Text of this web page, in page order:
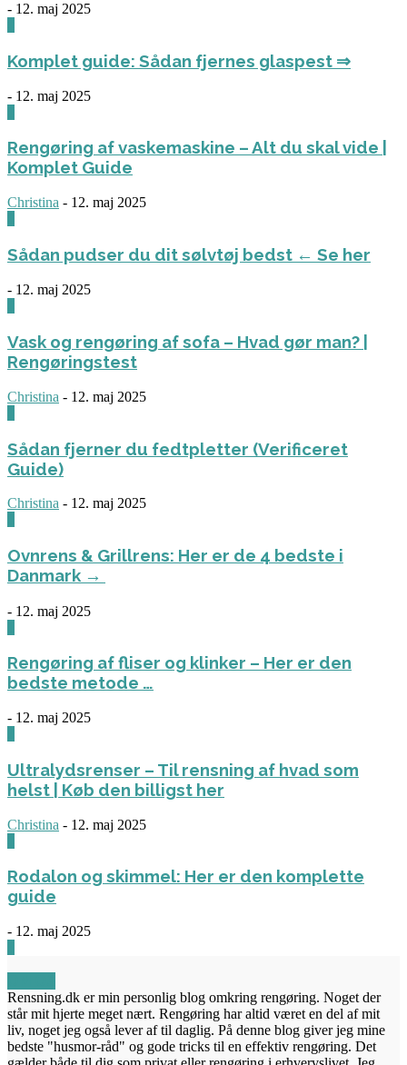
- 12. maj 2025
Komplet guide: Sådan fjernes glaspest ⇒
- 12. maj 2025
Rengøring af vaskemaskine – Alt du skal vide |
Komplet Guide
Christina - 12. maj 2025
Sådan pudser du dit sølvtøj bedst ← Se her
- 12. maj 2025
Vask og rengøring af sofa – Hvad gør man? |
Rengøringstest
Christina - 12. maj 2025
Sådan fjerner du fedtpletter (Verificeret
Guide)
Christina - 12. maj 2025
Ovnrens & Grillrens: Her er de 4 bedste i
Danmark →
- 12. maj 2025
Rengøring af fliser og klinker – Her er den
bedste metode …
- 12. maj 2025
Ultralydsrenser – Til rensning af hvad som
helst | Køb den billigst her
Christina - 12. maj 2025
Rodalon og skimmel: Her er den komplette
guide
- 12. maj 2025
Rensning.dk er min personlig blog omkring rengøring. Noget der
står mit hjerte meget nært. Rengøring har altid været en del af mit
liv, noget jeg også lever af til daglig. På denne blog giver jeg mine
bedste "husmor-råd" og gode tricks til en effektiv rengøring. Det